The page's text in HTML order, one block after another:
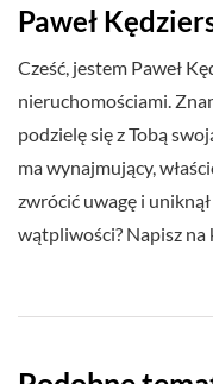
Paweł
Cześć, jestem Paweł
nieruchomościami.
podzielę się z Tobą
ma wynajmujący,
zwrócić uwagę i
wątpliwości? Napisz na